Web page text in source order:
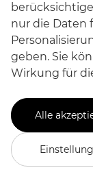
Seat
Volvo
nur die Daten
geben. Sie
Wirkung für
Alle